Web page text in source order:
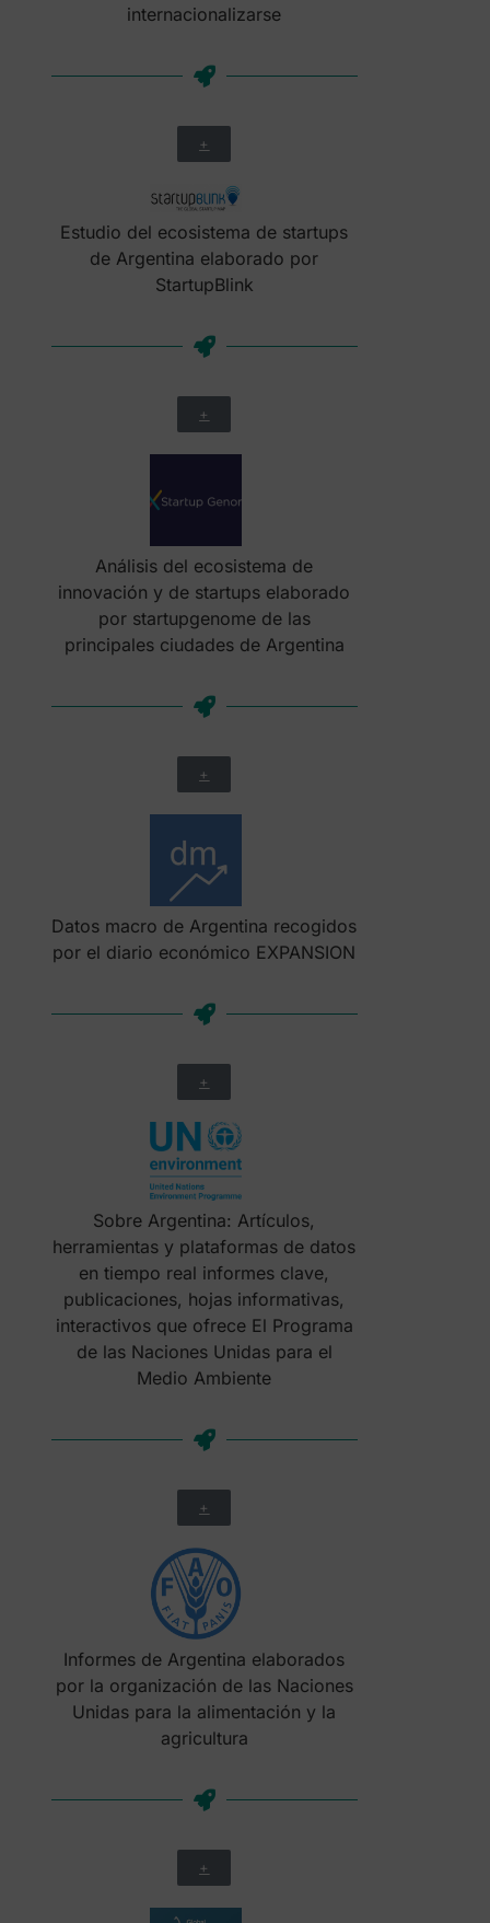
internacionalizarse
+
Estudio del ecosistema de startups
de Argentina elaborado por
StartupBlink
+
Análisis del ecosistema de
innovación y de startups elaborado
por startupgenome de las
principales ciudades de Argentina
+
Datos macro de Argentina recogidos
por el diario económico EXPANSION
+
Sobre Argentina: Artículos,
herramientas y plataformas de datos
en tiempo real informes clave,
publicaciones, hojas informativas,
interactivos que ofrece El Programa
de las Naciones Unidas para el
Medio Ambiente
+
Informes de Argentina elaborados
por la organización de las Naciones
Unidas para la alimentación y la
agricultura
+